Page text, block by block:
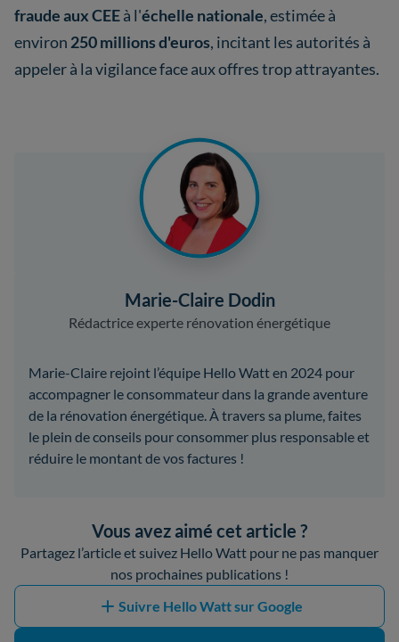
fraude aux CEEà l'échelle nationale, estimée à
environ 250 millions d'euros, incitant les autorités à
appeler à la vigilance face aux offres trop attrayantes.
Marie-Claire Dodin
Rédactrice experte rénovation énergétique
Marie-Claire rejoint l’équipe Hello Watt en 2024 pour
accompagner le consommateur dans la grande aventure
de la rénovation énergétique. À travers sa plume, faites
le plein de conseils pour consommer plus responsable et
réduire le montant de vos factures !
Vous avez aimé cet article ?
Partagez l’article et suivez Hello Watt pour ne pas manquer
nos prochaines publications !
Suivre Hello Watt sur Google